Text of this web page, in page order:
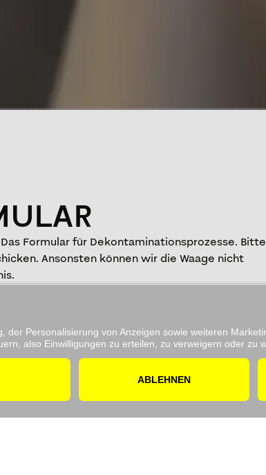
Formular für Dekontaminationsprozesse. Bitte
Ansonsten können wir die Waage nicht